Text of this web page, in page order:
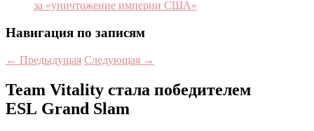
за «уничтожение империи США»
Навигация по записям
← Предыдущая Следующая →
Team Vitality стала победителем
ESL Grand Slam